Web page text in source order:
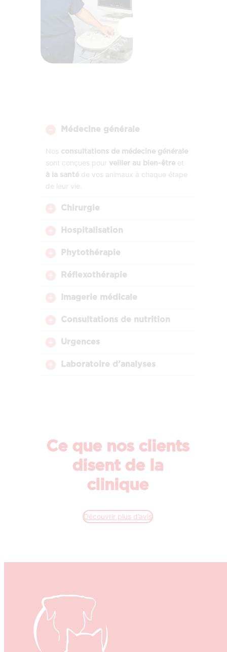
Médecine générale
Nos consultations de médecine générale
sont conçues pour veiller au bien-êtreet
à la santéde vos animaux à chaque étape
de leur vie.
Chirurgie
Hospitalisation
Phytothérapie
Réflexothérapie
Imagerie médicale
Consultations de nutrition
Urgences
Laboratoire d’analyses
Ce que nos clients
disent de la
clinique
Découvrir plus d’avis